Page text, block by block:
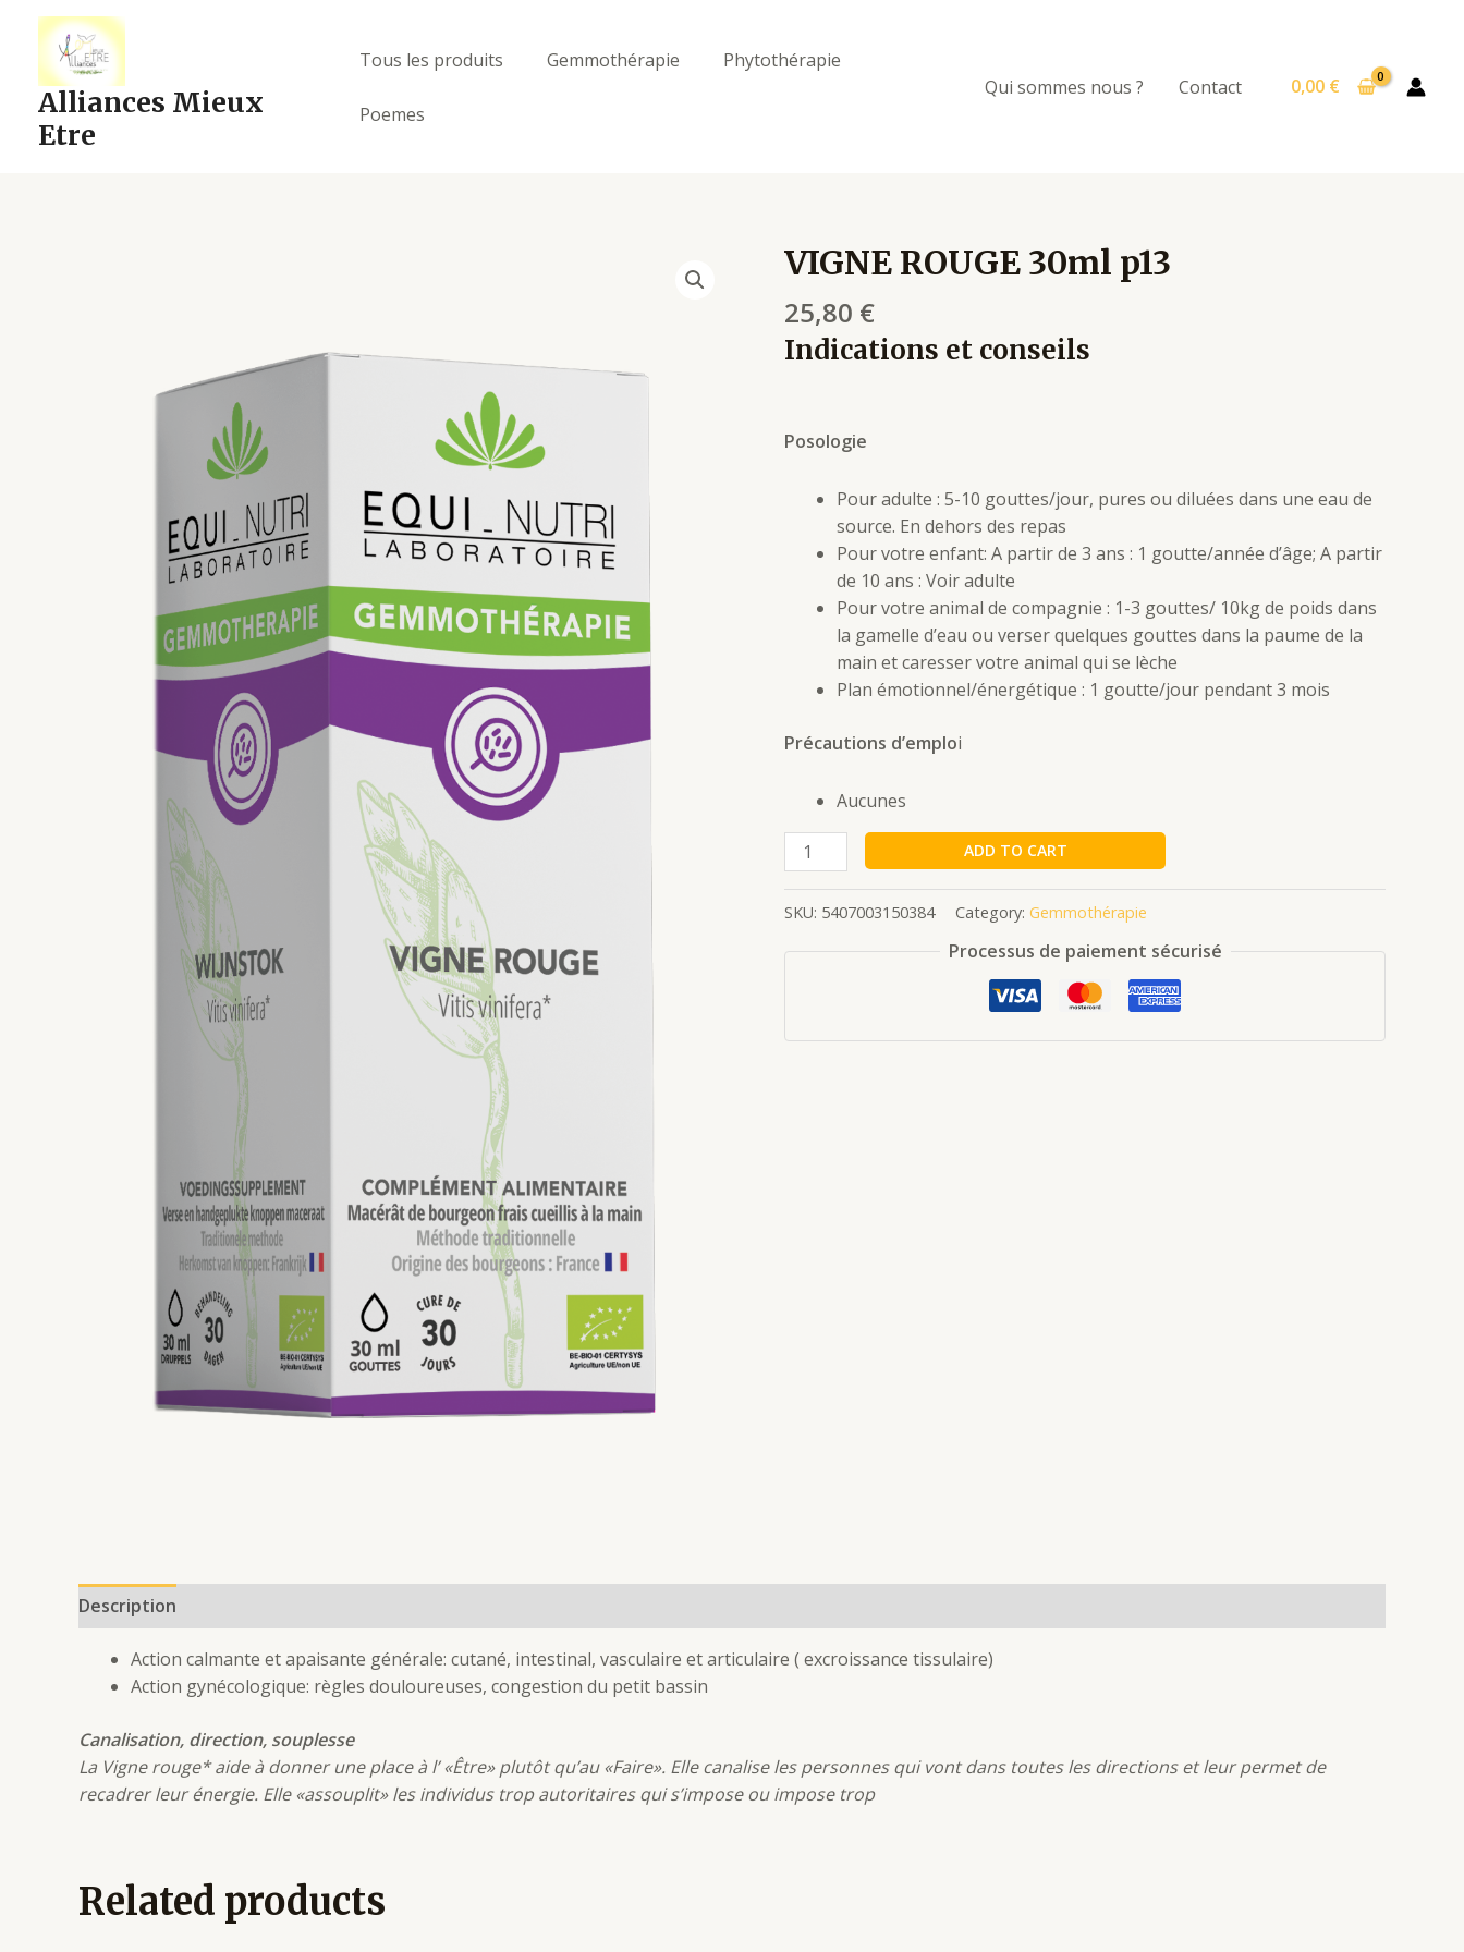
contenu
Alliances Mieux
Etre
Tous les produits Gemmothérapie Phytothérapie
Poemes
Qui sommes nous ? Contact 0,00 €
VIGNE ROUGE 30ml p13
25,80 €
Indications et conseils
Posologie
Pour adulte : 5-10 gouttes/jour, pures ou diluées dans une eau de
source. En dehors des repas
Pour votre enfant: A partir de 3 ans : 1 goutte/année d’âge; A partir
de 10 ans : Voir adulte
Pour votre animal de compagnie : 1-3 gouttes/ 10kg de poids dans
la gamelle d’eau ou verser quelques gouttes dans la paume de la
main et caresser votre animal qui se lèche
Plan émotionnel/énergétique : 1 goutte/jour pendant 3 mois
Précautions d’emploi
Aucunes
VIGNE
ROUGE
30ml
p13
quantity
ADD TO CART
SKU: 5407003150384 Category: Gemmothérapie
Processus de paiement sécurisé
Description
Action calmante et apaisante générale: cutané, intestinal, vasculaire et articulaire ( excroissance tissulaire)
Action gynécologique: règles douloureuses, congestion du petit bassin
Canalisation, direction, souplesse
La Vigne rouge* aide à donner une place à l’ «Être» plutôt qu’au «Faire». Elle canalise les personnes qui vont dans toutes les directions et leur permet de
recadrer leur énergie. Elle «assouplit» les individus trop autoritaires qui s’impose ou impose trop
Related products